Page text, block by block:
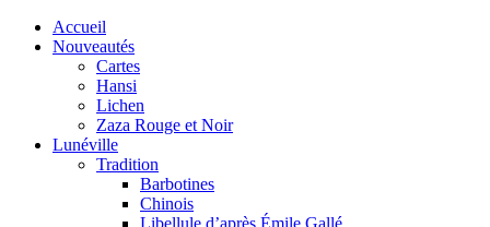
Accueil
Nouveautés
Cartes
Hansi
Lichen
Zaza Rouge et Noir
Lunéville
Tradition
Barbotines
Chinois
Libellule d’après Émile Gallé